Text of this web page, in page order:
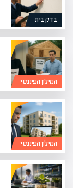
בדק בית
המילון הפיננסי
המילון הפיננסי